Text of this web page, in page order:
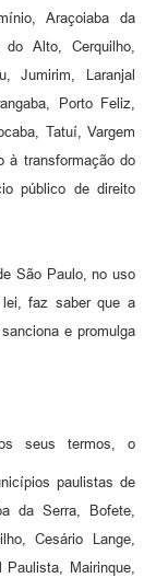
Araçoiaba da
Alto, Cerquilho,
Jumirim, Laranjal
Porto Feliz,
Tatuí, Vargem
à transformação do
público de direito
São Paulo, no uso
faz saber que a
e promulga
seus termos, o
paulistas de
da Serra, Bofete,
Cesário Lange,
Paulista, Mairinque,